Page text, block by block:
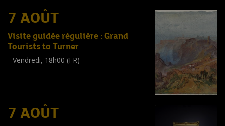
7 AOÛT
Visite guidée régulière : Grand
Tourists to Turner
Vendredi, 18h00 (FR)
7 AOÛT